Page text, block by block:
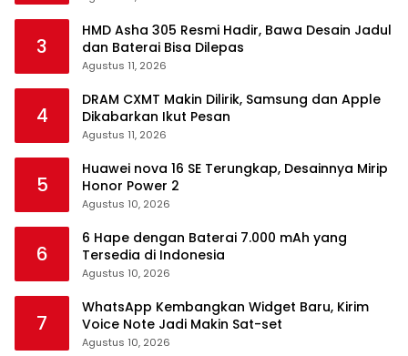
3
HMD Asha 305 Resmi Hadir, Bawa Desain Jadul
dan Baterai Bisa Dilepas
Agustus 11, 2026
4
DRAM CXMT Makin Dilirik, Samsung dan Apple
Dikabarkan Ikut Pesan
Agustus 11, 2026
5
Huawei nova 16 SE Terungkap, Desainnya Mirip
Honor Power 2
Agustus 10, 2026
6
6 Hape dengan Baterai 7.000 mAh yang
Tersedia di Indonesia
Agustus 10, 2026
7
WhatsApp Kembangkan Widget Baru, Kirim
Voice Note Jadi Makin Sat-set
Agustus 10, 2026